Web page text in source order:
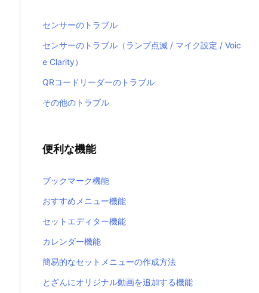
センサーのトラブル
センサーのトラブル（ランプ点滅 / マイク設定 / Voic
e Clarity）
QRコードリーダーのトラブル
その他のトラブル
便利な機能
ブックマーク機能
おすすめメニュー機能
セットエディター機能
カレンダー機能
簡易的なセットメニューの作成方法
とざんにオリジナル動画を追加する機能